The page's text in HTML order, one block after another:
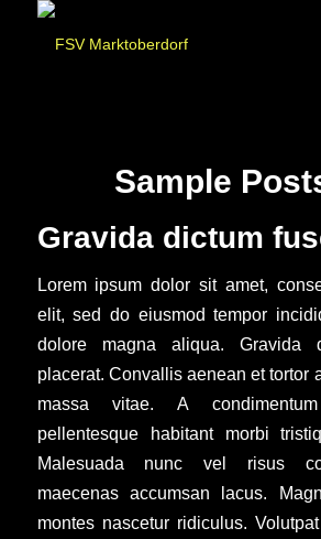
Sample
Gravida dictum
Lorem ipsum dolor sit amet,
elit, sed do eiusmod tempor
dolore magna aliqua. Gravida
placerat. Convallis aenean et tortor
massa vitae. A
pellentesque habitant morbi
Malesuada nunc vel risus
maecenas accumsan lacus.
montes nascetur ridiculus.